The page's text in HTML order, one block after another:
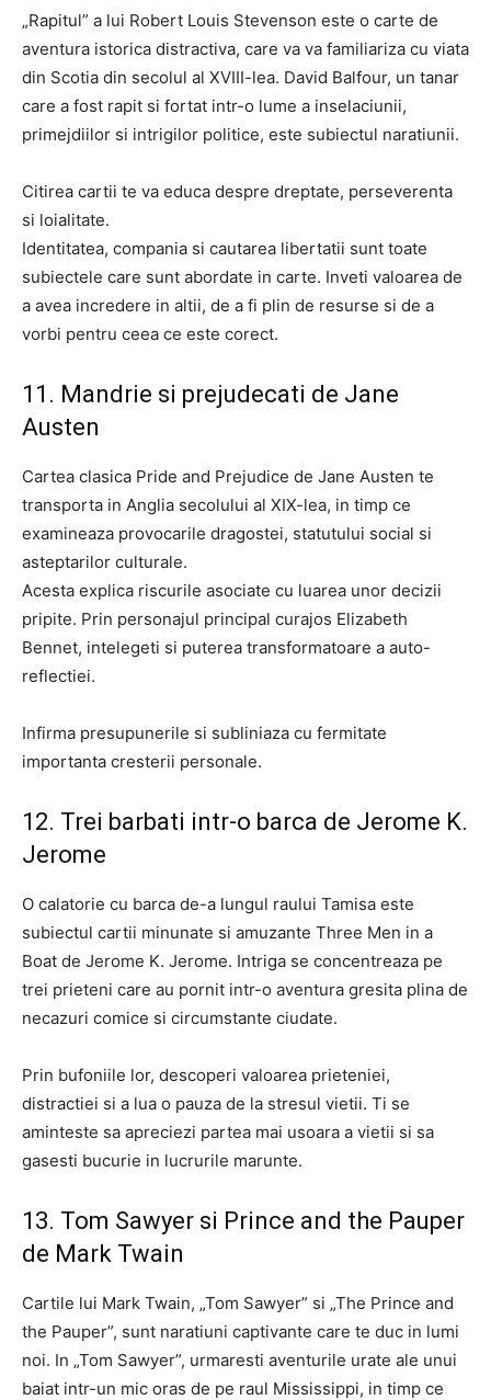
„Rapitul” a lui Robert Louis Stevenson este o carte de
aventura istorica distractiva, care va va familiariza cu viata
din Scotia din secolul al XVIII-lea. David Balfour, un tanar
care a fost rapit si fortat intr-o lume a inselaciunii,
primejdiilor si intrigilor politice, este subiectul naratiunii.
Citirea cartii te va educa despre dreptate, perseverenta
si loialitate.
Identitatea, compania si cautarea libertatii sunt toate
subiectele care sunt abordate in carte. Inveti valoarea de
a avea incredere in altii, de a fi plin de resurse si de a
vorbi pentru ceea ce este corect.
11. Mandrie si prejudecati de Jane
Austen
Cartea clasica Pride and Prejudice de Jane Austen te
transporta in Anglia secolului al XIX-lea, in timp ce
examineaza provocarile dragostei, statutului social si
asteptarilor culturale.
Acesta explica riscurile asociate cu luarea unor decizii
pripite. Prin personajul principal curajos Elizabeth
Bennet, intelegeti si puterea transformatoare a auto-
reflectiei.
Infirma presupunerile si subliniaza cu fermitate
importanta cresterii personale.
12. Trei barbati intr-o barca de Jerome K.
Jerome
O calatorie cu barca de-a lungul raului Tamisa este
subiectul cartii minunate si amuzante Three Men in a
Boat de Jerome K. Jerome. Intriga se concentreaza pe
trei prieteni care au pornit intr-o aventura gresita plina de
necazuri comice si circumstante ciudate.
Prin bufoniile lor, descoperi valoarea prieteniei,
distractiei si a lua o pauza de la stresul vietii. Ti se
aminteste sa apreciezi partea mai usoara a vietii si sa
gasesti bucurie in lucrurile marunte.
13. Tom Sawyer si Prince and the Pauper
de Mark Twain
Cartile lui Mark Twain, „Tom Sawyer” si „The Prince and
the Pauper”, sunt naratiuni captivante care te duc in lumi
noi. In „Tom Sawyer”, urmaresti aventurile urate ale unui
baiat intr-un mic oras de pe raul Mississippi, in timp ce